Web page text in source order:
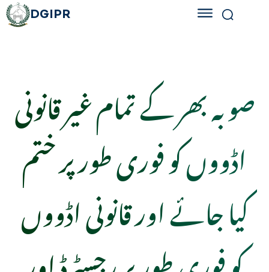
DGIPR
صوبہ بھر کے تمام غیر قانونی
اڈووں کو فوری طور پر ختم
کیا جائے اور قانونی اڈووں